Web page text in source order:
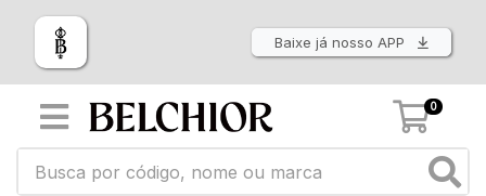
Baixe já nosso APP
0